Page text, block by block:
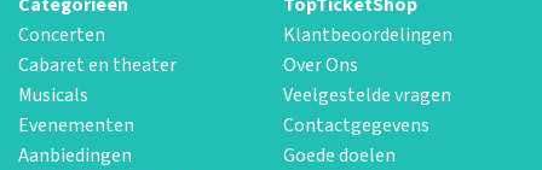
Concerten
Cabaret en theater
Musicals
Evenementen
Aanbiedingen
Klantbeoordelingen
Over Ons
Veelgestelde vragen
Contactgegevens
Goede doelen